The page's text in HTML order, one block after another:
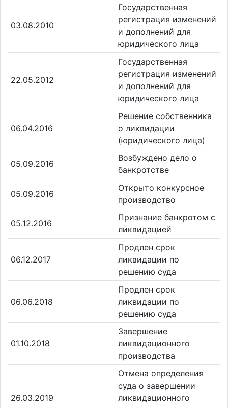
03.08.2010
Государственная
регистрация изменений
и дополнений для
юридического лица
22.05.2012
Государственная
регистрация изменений
и дополнений для
юридического лица
06.04.2016
Решение собственника
о ликвидации
(юридического лица)
05.09.2016
Возбуждено дело о
банкротстве
05.09.2016
Открыто конкурсное
производство
05.12.2016
Признание банкротом с
ликвидацией
06.12.2017
Продлен срок
ликвидации по
решению суда
06.06.2018
Продлен срок
ликвидации по
решению суда
01.10.2018
Завершение
ликвидационного
производства
26.03.2019
Отмена определения
суда о завершении
ликвидационного